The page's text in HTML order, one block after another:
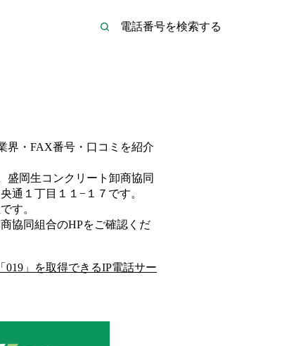
界・FAX番号・口コミを紹介
盛岡生コンクリート卸商協同
通１丁目１１−１７ です。
です。
協同組合のHPをご確認くだ
019 」を取得できるIP電話サー